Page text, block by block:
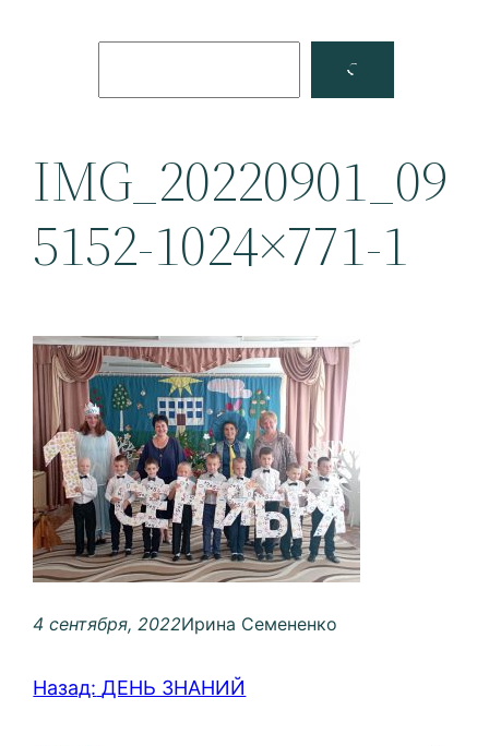
Facebook
IMG_20220901_09
5152-1024×771-1
4 сентября, 2022Ирина Семененко
Назад: ДЕНЬ ЗНАНИЙ